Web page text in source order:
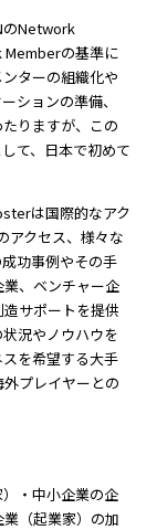
のNetwork
Memberの基準に
ターの組織化や
ションの準備、
りますが、この
て、日本で初めて
は国際的なアク
アクセス、様々な
功事例やその手
、ベンチャー企
サポートを提供
況やノウハウを
を希望する大手
プレイヤーとの
・中小企業の企
（起業家）の加